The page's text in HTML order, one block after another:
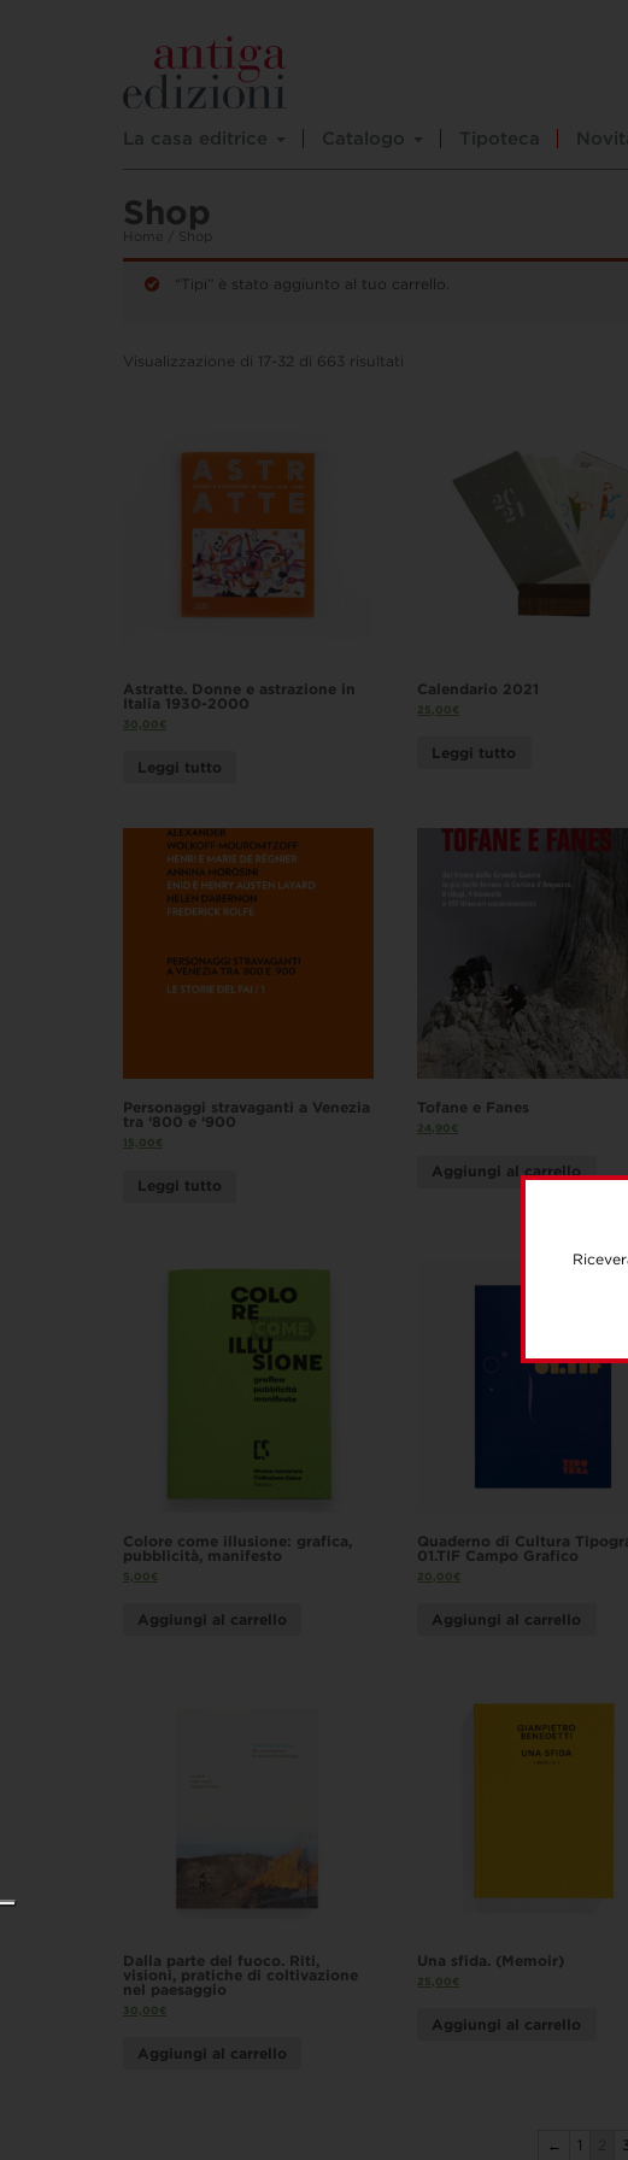
La casa editrice Catalogo Tipoteca
Shop
Home / Shop
“Tipi” è stato aggiunto al tuo carrello.
Visualizzazione di 17-32 di 663 risultati
Astratte. Donne e astrazione in
Italia 1930-2000
30,00€
Leggi tutto
Calendario 2021
25,00€
Leggi tutto
Personaggi stravaganti a Venezia
tra ‘800 e ‘900
15,00€
Leggi tutto
Tofane e Fanes
24,90€
Aggiungi al carrello
Colore come illusione: grafica,
pubblicità, manifesto
5,00€
Aggiungi al carrello
Quaderno di Cultura
01.TIF Campo Grafico
20,00€
Aggiungi al carrello
Dalla parte del fuoco. Riti,
visioni, pratiche di coltivazione
nel paesaggio
30,00€
Aggiungi al carrello
Una sfida. (Memoir)
25,00€
Aggiungi al carrello
← 1